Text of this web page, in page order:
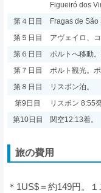
Figueiró dos
第４日目
Fragas de
第５日目
アヴェイロ、
第６日目
ポルトへ移動
第７日目
ポルト観光。
第８日目
リスボン泊。
第9日目
リスボン 8:55
第10日目
関空12:13着。
旅の費用
＊1US$＝約149円。１